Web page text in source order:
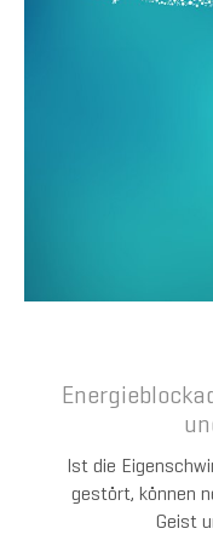
Ist die
gestört, können
Geist